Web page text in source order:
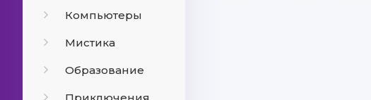
Компьютеры
Мистика
Образование